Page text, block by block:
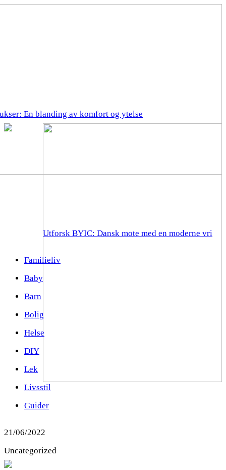
En blanding av komfort og ytelse
Utforsk BYIC: Dansk mote med en moderne vri
Familieliv
Baby
Barn
Bolig
Helse
DIY
Lek
Livsstil
Guider
21/06/2022
Uncategorized